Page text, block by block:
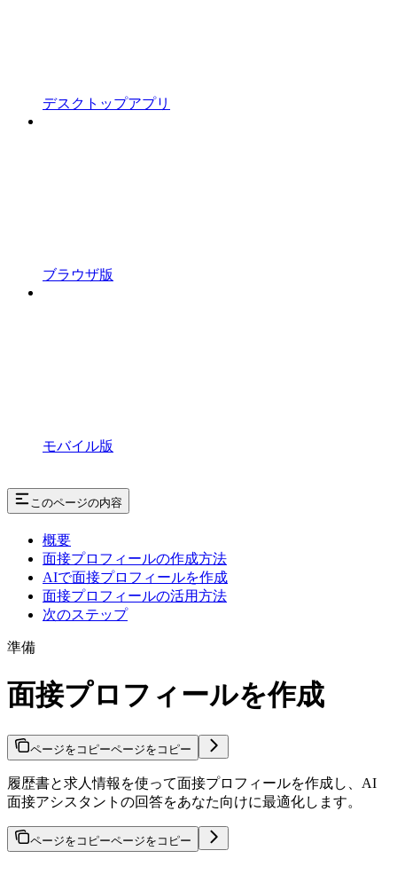
デスクトップアプリ
ブラウザ版
モバイル版
このページの内容
概要
面接プロフィールの作成方法
AIで面接プロフィールを作成
面接プロフィールの活用方法
次のステップ
準備
面接プロフィールを作成
ページをコピーページをコピー
履歴書と求人情報を使って面接プロフィールを作成し、AI
面接アシスタントの回答をあなた向けに最適化します。
ページをコピーページをコピー